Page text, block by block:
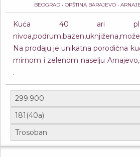
BEOGRAD • OPŠTINA BARAJEVO •
Kuća 40 ari
Na prodaju je unikatna porodična
mirnom i zelenom naselju
.